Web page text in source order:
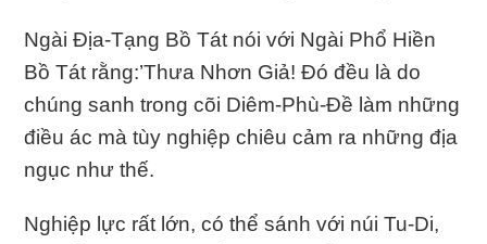
Ngài Ðịa-Tạng Bồ Tát nói với Ngài Phổ Hiền
Bồ Tát rằng:’Thưa Nhơn Giả! Ðó đều là do
chúng sanh trong cõi Diêm-Phù-Ðề làm những
điều ác mà tùy nghiệp chiêu cảm ra những địa
ngục như thế.
Nghiệp lực rất lớn, có thể sánh với núi Tu-Di,